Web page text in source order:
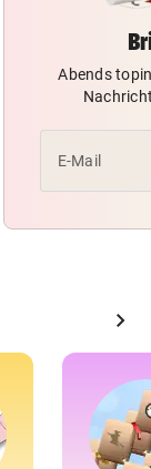
Abends
E-Mail
chevron_right